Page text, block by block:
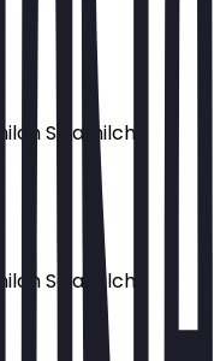
Sojamilch
Sojamilch